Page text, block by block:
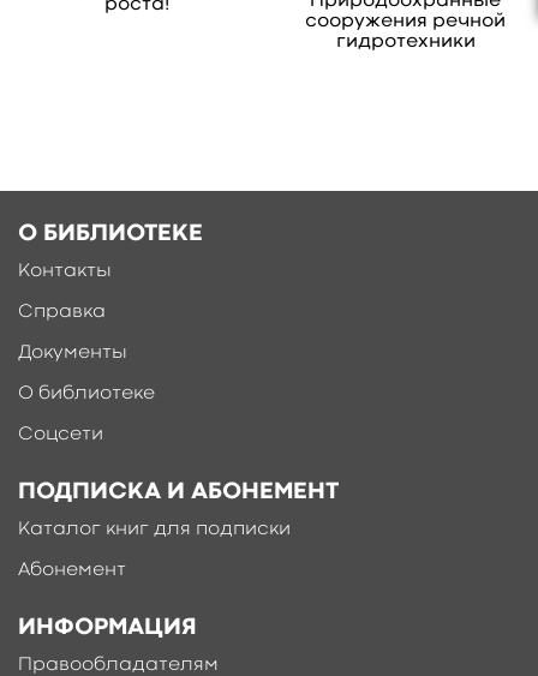
Ещё больше материалов после
роста!
сооружения речной
гидротехники
О БИБЛИОТЕКЕ
Контакты
Справка
Документы
О библиотеке
Соцсети
ПОДПИСКА И АБОНЕМЕНТ
Каталог книг для подписки
Абонемент
ИНФОРМАЦИЯ
Правообладателям